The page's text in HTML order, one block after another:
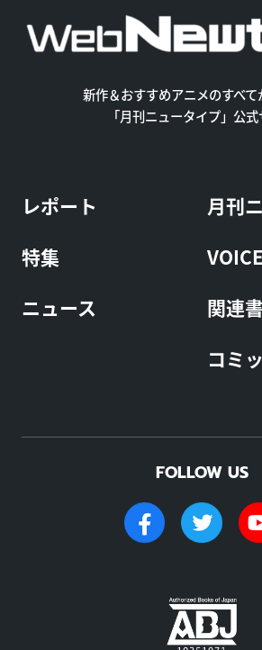
新作＆おすすめアニメのすべて
「月刊ニュータイプ」公
レポート
特集
ニュース
月刊
関連
コミ
FOLLOW US